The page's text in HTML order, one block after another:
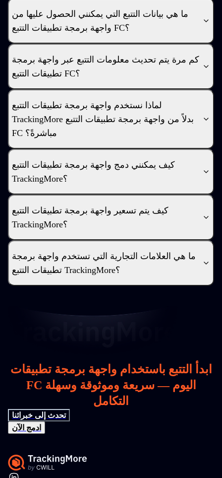
ما هي بيانات التتبع التي يمكنني الحصول عليها من
واجهة برمجة تطبيقات التتبع FC؟
كم مرة يتم تحديث معلومات التتبع عبر واجهة برمجة
تطبيقات التتبع FC؟
لماذا نستخدم واجهة برمجة تطبيقات التتبع
TrackingMore بدلاً من واجهة برمجة تطبيقات التتبع
FC مباشرةً؟
كيف يمكنني دمج واجهة برمجة تطبيقات التتبع
TrackingMore؟
كيف يتم تسعير واجهة برمجة تطبيقات التتبع
TrackingMore؟
ما هي العلامات التجارية التي تستخدم واجهة برمجة
تطبيقات التتبع TrackingMore؟
ابدأ التتبع باستخدام واجهة برمجة تطبيقات
FC اليوم — سريعة وموثوقة وسهلة
التكامل
تحدث إلى خبرائنا
ادمج الآن